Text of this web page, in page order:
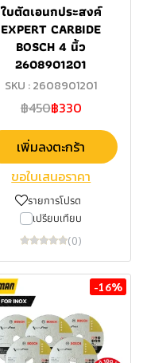
ใบตัดเอนกประสงค์
EXPERT CARBIDE
BOSCH 4 นิ้ว
2608901201
SKU : 2608901201
฿450฿330
เพิ่มลงตะกร้า
ขอใบเสนอราคา
รายการโปรด
เปรียบเทียบ
(0)
-16%